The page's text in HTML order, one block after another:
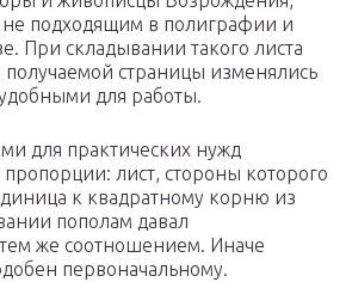
не подходящим в полиграфии и
При складывании такого листа
страницы изменялись
для работы.
для практических нужд
пропорции: лист, стороны которого
к квадратному корню из
пополам давал
же соотношением. Иначе
первоначальному.